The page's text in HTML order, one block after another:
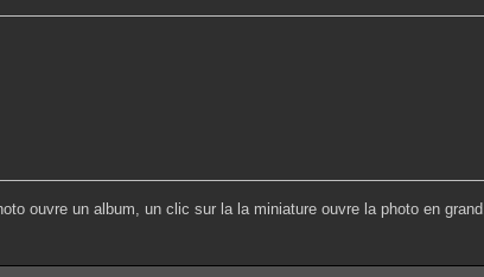
ouvre un album, un clic sur la la miniature ouvre la photo en grand.